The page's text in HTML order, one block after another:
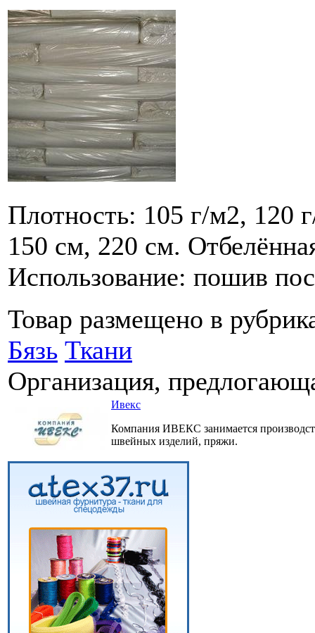
Плотность: 105 г/м2,
150 см, 220 см.
Использование: пошив
Товар размещено в
Бязь Ткани
Организация,
Ивекс
Компания ИВЕКС занимается
швейных изделий, пряжи.